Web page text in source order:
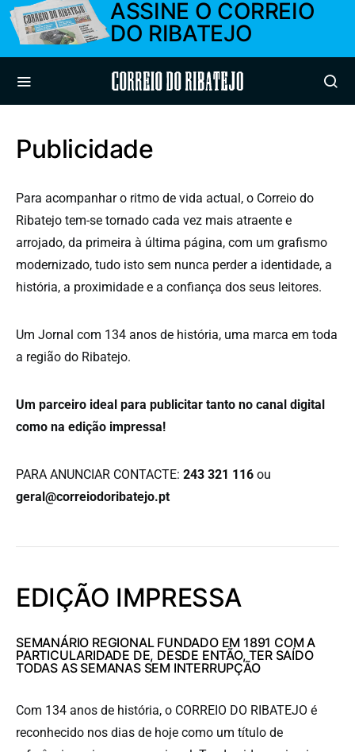
ASSINE O CORREIO
DO RIBATEJO
Correio do Ribatejo
Publicidade
Para acompanhar o ritmo de vida actual, o Correio do
Ribatejo tem-se tornado cada vez mais atraente e
arrojado, da primeira à última página, com um grafismo
modernizado, tudo isto sem nunca perder a identidade, a
história, a proximidade e a confiança dos seus leitores.
Um Jornal com 134 anos de história, uma marca em toda
a região do Ribatejo.
Um parceiro ideal para publicitar tanto no canal digital
como na edição impressa!
PARA ANUNCIAR CONTACTE: 243 321 116 ou
geral@correiodoribatejo.pt
EDIÇÃO IMPRESSA
SEMANÁRIO REGIONAL FUNDADO EM 1891 COM A
PARTICULARIDADE DE, DESDE ENTÃO, TER SAÍDO
TODAS AS SEMANAS SEM INTERRUPÇÃO
Com 134 anos de história, o CORREIO DO RIBATEJO é
reconhecido nos dias de hoje como um título de